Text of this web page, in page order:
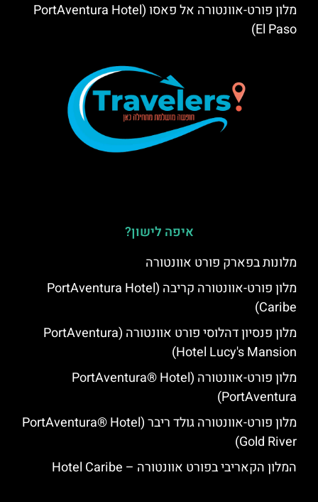
מלון פורט-אוונטורה אל פאסו (PortAventura Hotel
El Paso)
איפה לישון?
מלונות בפארק פורט אוונטורה
מלון פורט-אוונטורה קריבה (PortAventura Hotel
Caribe)
מלון פנסיון דהלוסי פורט אוונטורה (PortAventura
Hotel Lucy's Mansion‬)
מלון פורט-אוונטורה (PortAventura® Hotel
PortAventura)
מלון פורט-אוונטורה גולד ריבר (PortAventura® Hotel
Gold River)
המלון הקאריבי בפורט אוונטורה – Hotel Caribe